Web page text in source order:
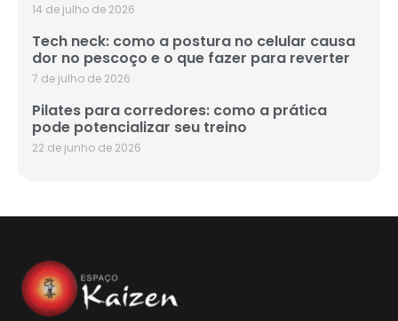
14 de julho de 2026
Tech neck: como a postura no celular causa
dor no pescoço e o que fazer para reverter
7 de julho de 2026
Pilates para corredores: como a prática
pode potencializar seu treino
22 de junho de 2026